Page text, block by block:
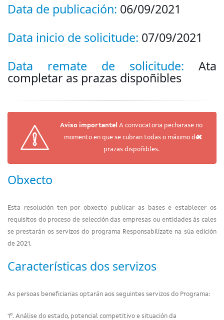
Data de publicación: 06/09/2021
Data inicio de solicitude: 07/09/2021
Data remate de solicitude: Ata
completar as prazas dispoñibles
Aviso importante! A convocatoria pecharase no
momento en que se cubran todas o máximo de
prazas dispoñibles.
Obxecto
Esta resolución ten por obxecto publicar as bases e establecer os
requisitos do proceso de selección das empresas ou entidades ás cales
se prestarán os servizos do programa Responsabilízate na súa edición
de 2021.
Características dos servizos
As persoas beneficiarias optarán aos seguintes servizos do Programa:
1º. Análise do estado, potencial competitivo e situación da